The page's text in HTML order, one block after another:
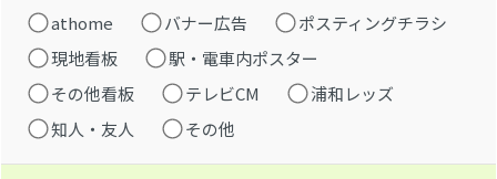
athome
バナー広告
ポスティングチラシ
現地看板
駅・電車内ポスター
その他看板
テレビCM
浦和レッズ
知人・友人
その他